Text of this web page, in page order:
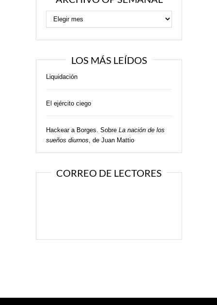
LOS MÁS LEÍDOS
Liquidación
El ejército ciego
Hackear a Borges. Sobre La nación de los
sueños diurnos, de Juan Mattio
CORREO DE LECTORES